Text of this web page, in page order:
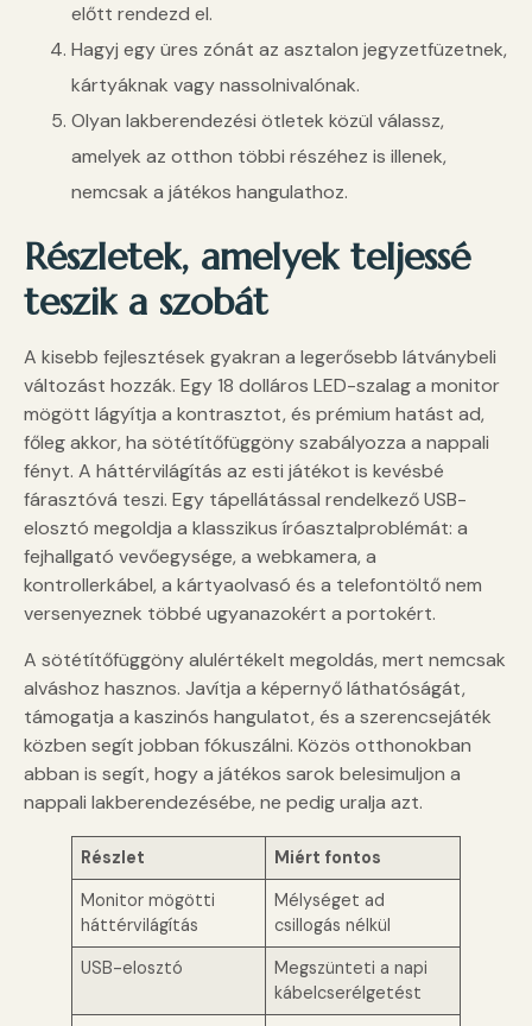
előtt rendezd el.
Hagyj egy üres zónát az asztalon jegyzetfüzetnek,
kártyáknak vagy nassolnivalónak.
Olyan lakberendezési ötletek közül válassz,
amelyek az otthon többi részéhez is illenek,
nemcsak a játékos hangulathoz.
Részletek, amelyek teljessé
teszik a szobát
A kisebb fejlesztések gyakran a legerősebb látványbeli
változást hozzák. Egy 18 dolláros LED-szalag a monitor
mögött lágyítja a kontrasztot, és prémium hatást ad,
főleg akkor, ha sötétítőfüggöny szabályozza a nappali
fényt. A háttérvilágítás az esti játékot is kevésbé
fárasztóvá teszi. Egy tápellátással rendelkező USB-
elosztó megoldja a klasszikus íróasztalproblémát: a
fejhallgató vevőegysége, a webkamera, a
kontrollerkábel, a kártyaolvasó és a telefontöltő nem
versenyeznek többé ugyanazokért a portokért.
A sötétítőfüggöny alulértékelt megoldás, mert nemcsak
alváshoz hasznos. Javítja a képernyő láthatóságát,
támogatja a kaszinós hangulatot, és a szerencsejáték
közben segít jobban fókuszálni. Közös otthonokban
abban is segít, hogy a játékos sarok belesimuljon a
nappali lakberendezésébe, ne pedig uralja azt.
Részlet
Miért fontos
Monitor mögötti
háttérvilágítás
Mélységet ad
csillogás nélkül
USB-elosztó
Megszünteti a napi
kábelcserélgetést